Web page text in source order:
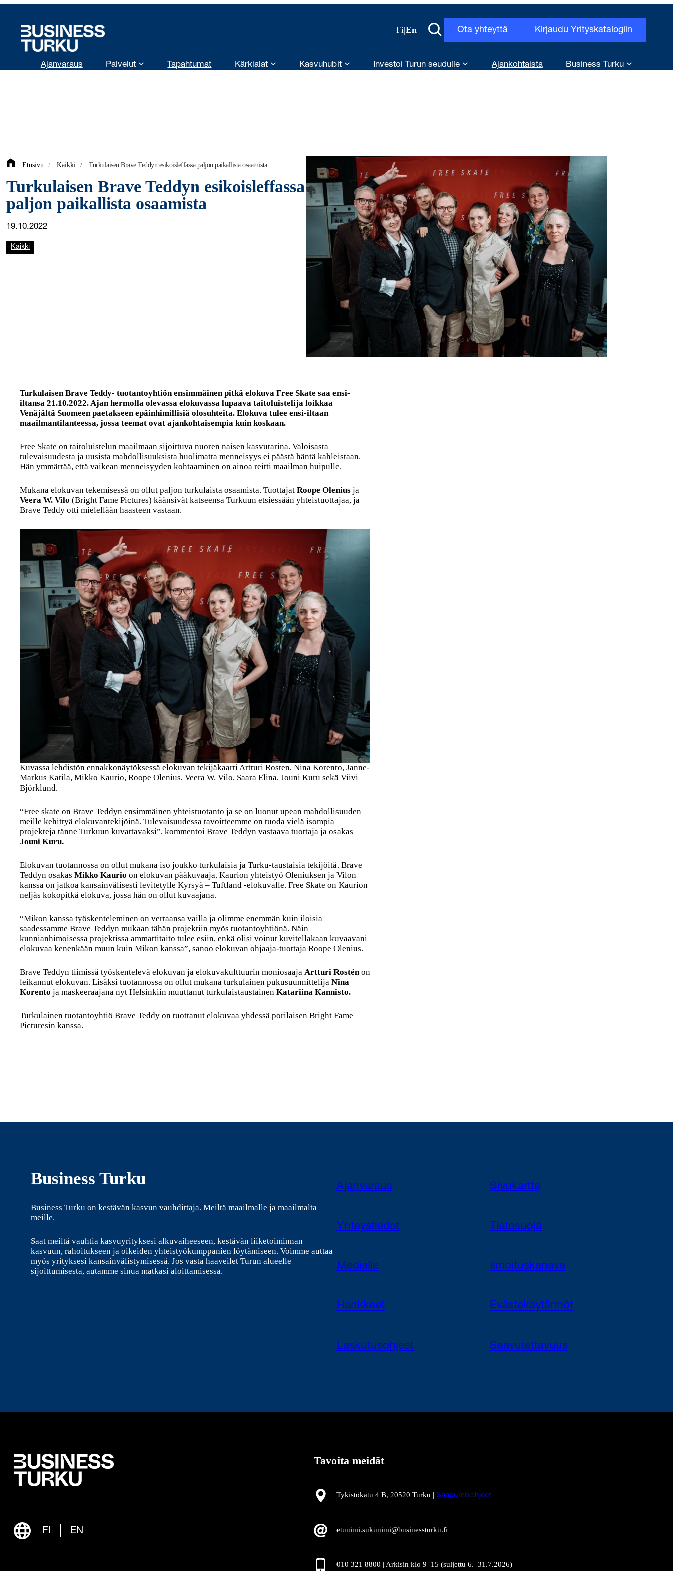
Fi|En Ota yhteyttä Kirjaudu Yrityskatalogiin
Ajanvaraus Palvelut Tapahtumat Kärkialat Kasvuhubit Investoi Turun seudulle Ajankohtaista Business Turku
Etusivu / Kaikki / Turkulaisen Brave Teddyn esikoisleffassa paljon paikallista osaamista
Turkulaisen Brave Teddyn esikoisleffassa
paljon paikallista osaamista
19.10.2022
Kaikki
Turkulaisen Brave Teddy- tuotantoyhtiön ensimmäinen pitkä elokuva Free Skate saa ensi-
iltansa 21.10.2022. Ajan hermolla olevassa elokuvassa lupaava taitoluistelija loikkaa
Venäjältä Suomeen paetakseen epäinhimillisiä olosuhteita. Elokuva tulee ensi-iltaan
maailmantilanteessa, jossa teemat ovat ajankohtaisempia kuin koskaan.
Free Skate on taitoluistelun maailmaan sijoittuva nuoren naisen kasvutarina. Valoisasta
tulevaisuudesta ja uusista mahdollisuuksista huolimatta menneisyys ei päästä häntä kahleistaan.
Hän ymmärtää, että vaikean menneisyyden kohtaaminen on ainoa reitti maailman huipulle.
Mukana elokuvan tekemisessä on ollut paljon turkulaista osaamista. TuottajatRoope Olenius ja
Veera W. Vilo(Bright Fame Pictures) käänsivät katseensa Turkuun etsiessään yhteistuottajaa, ja
Brave Teddy otti mielellään haasteen vastaan.
Kuvassa lehdistön ennakkonäytöksessä elokuvan tekijäkaarti Artturi Rosten, Nina Korento, Janne-
Markus Katila, Mikko Kaurio, Roope Olenius, Veera W. Vilo, Saara Elina, Jouni Kuru sekä Viivi
Björklund.
“Free skate on Brave Teddyn ensimmäinen yhteistuotanto ja se on luonut upean mahdollisuuden
meille kehittyä elokuvantekijöinä. Tulevaisuudessa tavoitteemme on tuoda vielä isompia
projekteja tänne Turkuun kuvattavaksi”, kommentoi Brave Teddyn vastaava tuottaja ja osakas
Jouni Kuru.
Elokuvan tuotannossa on ollut mukana iso joukko turkulaisia ja Turku-taustaisia tekijöitä. Brave
Teddyn osakasMikko Kaurio on elokuvan pääkuvaaja. Kaurion yhteistyö Oleniuksen ja Vilon
kanssa on jatkoa kansainvälisesti levitetylle Kyrsyä – Tuftland -elokuvalle. Free Skate on Kaurion
neljäs kokopitkä elokuva, jossa hän on ollut kuvaajana.
“Mikon kanssa työskenteleminen on vertaansa vailla ja olimme enemmän kuin iloisia
saadessamme Brave Teddyn mukaan tähän projektiin myös tuotantoyhtiönä. Näin
kunnianhimoisessa projektissa ammattitaito tulee esiin, enkä olisi voinut kuvitellakaan kuvaavani
elokuvaa kenenkään muun kuin Mikon kanssa”, sanoo elokuvan ohjaaja-tuottaja Roope Olenius.
Brave Teddyn tiimissä työskentelevä elokuvan ja elokuvakulttuurin moniosaajaArtturi Rosténon
leikannut elokuvan. Lisäksi tuotannossa on ollut mukana turkulainen pukusuunnittelijaNina
Korentoja maskeeraajana nyt Helsinkiin muuttanut turkulaistaustainenKatariina Kannisto.
Turkulainen tuotantoyhtiö Brave Teddy on tuottanut elokuvaa yhdessä porilaisen Bright Fame
Picturesin kanssa.
Business Turku
Business Turku on kestävän kasvun vauhdittaja. Meiltä maailmalle ja maailmalta
meille.
Saat meiltä vauhtia kasvuyrityksesi alkuvaiheeseen, kestävän liiketoiminnan
kasvuun, rahoitukseen ja oikeiden yhteistyökumppanien löytämiseen. Voimme auttaa
myös yrityksesi kansainvälistymisessä. Jos vasta haaveilet Turun alueelle
sijoittumisesta, autamme sinua matkasi aloittamisessa.
Ajanvaraus
Yhteystiedot
Medialle
Hankkeet
Laskutusohjeet
Sivukartta
Tietosuoja
Ilmoituskanava
Evästekäytännöt
Saavutettavuus
FI EN
Tavoita meidät
Tykistökatu 4 B, 20520 Turku | Saapumisohjeet
etunimi.sukunimi@businessturku.fi
010 321 8800 | Arkisin klo 9–15 (suljettu 6.–31.7.2026)